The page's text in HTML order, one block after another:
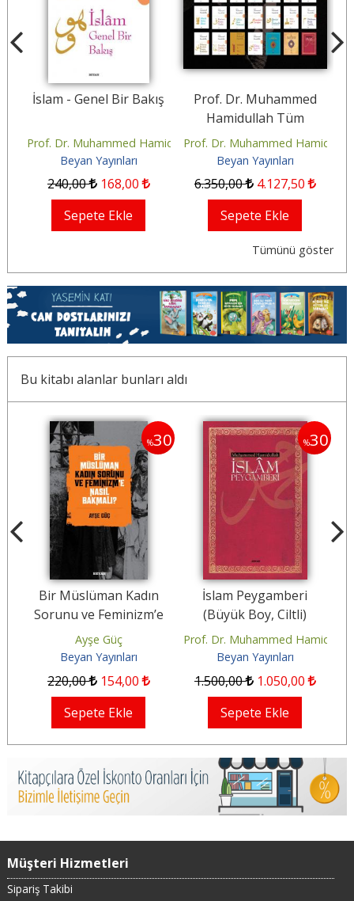
İslam - Genel Bir Bakış
Prof. Dr. Muhammed Hamidullah
Beyan Yayınları
240,00 168,00
Sepete Ekle
Prof. Dr. Muhammed
Hamidullah Tüm
Eserleri
Prof. Dr. Muhammed Hamidullah
Beyan Yayınları
6.350,00 4.127,50
Sepete Ekle
Tümünü göster
Bu kitabı alanlar bunları aldı
%30
Bir Müslüman Kadın
Sorunu ve Feminizm’e
Nasıl Bakmalı?
Ayşe Güç
Beyan Yayınları
220,00 154,00
Sepete Ekle
%30
İslam Peygamberi
(Büyük Boy, Ciltli)
Prof. Dr. Muhammed Hamidullah
Beyan Yayınları
1.500,00 1.050,00
Sepete Ekle
Müşteri Hizmetleri
Sipariş Takibi